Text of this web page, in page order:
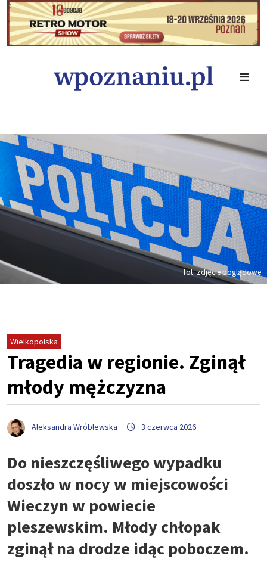
fot. zdjęcie poglądowe
Wielkopolska
Tragedia w regionie. Zginął
młody mężczyzna
Aleksandra Wróblewska 3 czerwca 2026
Do nieszczęśliwego wypadku
doszło w nocy w miejscowości
Wieczyn w powiecie
pleszewskim. Młody chłopak
zginął na drodze idąc poboczem.